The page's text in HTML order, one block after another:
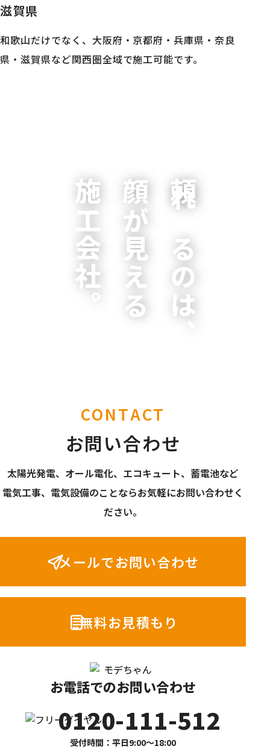
滋賀県
和歌山だけでなく、大阪府・京都府・兵庫県・奈良
県・滋賀県など関西圏全域で施工可能です。
頼れるのは、
顔が見える
施工会社。
CONTACT
お問い合わせ
太陽光発電、オール電化、エコキュート、蓄電池など
電気工事、電気設備のことならお気軽にお問い合わせく
ださい。
メールでお問い合わせ
無料お見積もり
お電話でのお問い合わせ
0120-111-512
受付時間：平日9:00〜18:00